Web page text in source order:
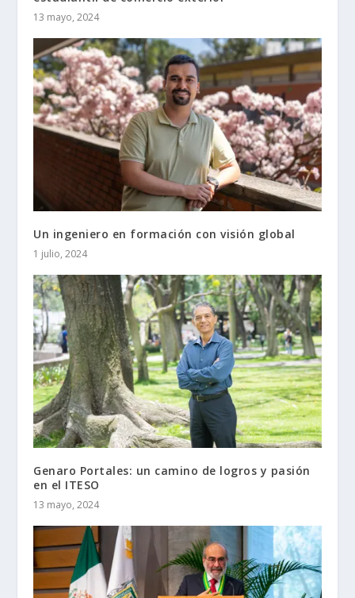
13 mayo, 2024
Un ingeniero en formación con visión global
1 julio, 2024
Genaro Portales: un camino de logros y pasión
en el ITESO
13 mayo, 2024